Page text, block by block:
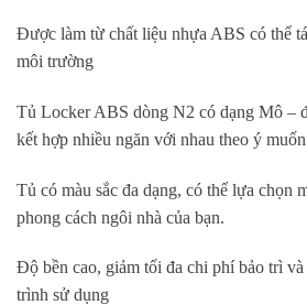
Được làm từ chất liệu nhựa ABS có thể
môi trường
Tủ Locker ABS dòng N2 có dạng Mô –
kết hợp nhiều ngăn với nhau theo ý muốn
Tủ có màu sắc đa dạng, có thể lựa chọn
phong cách ngôi nhà của bạn.
Độ bền cao, giảm tối đa chi phí bảo trì và
trình sử dụng